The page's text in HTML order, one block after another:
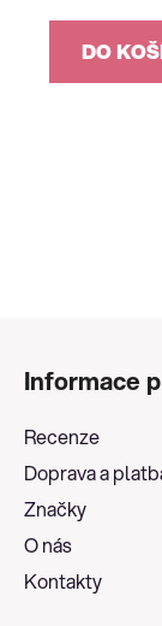
DO
Informace
Recenze
Doprava a
Značky
O nás
Kontakty